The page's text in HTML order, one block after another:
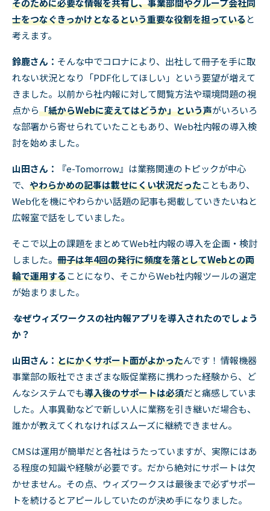
そのために必要な情報を共有し、事業部間やグループ会社同
士をつなぐきっかけとなるという重要な役割を担っていると
考えます。
鈴鹿さん： そんな中でコロナにより、出社して冊子を手に取
れない状況となり「PDF化してほしい」という要望が増えて
きました。以前から社内報に対して閲覧方法や環境問題の視
点から「紙からWebに変えてはどうか」という声がいろいろ
な部署から寄せられていたこともあり、 Web社内報の導入検
討を始めました。
山田さん： 『e-Tomorrow』は業務関連のトピックが中心
で、 やわらかめの記事は載せにくい状況だったこともあり、
Web化を機にやわらかい話題の記事も掲載していきたいねと
広報室で話をしていました。
そこで以上の課題をまとめてWeb社内報の導入を企画・検討
しました。 冊子は年4回の発行に頻度を落としてWebとの両
輪で運用することになり、そこからWeb社内報ツールの選定
が始まりました。
―― なぜウィズワークスの社内報アプリを導入されたのでしょう
か？
山田さん： とにかくサポート面がよかったんです！ 情報機器
事業部の販社でさまざまな販促業務に携わった経験から、ど
んなシステムでも導入後のサポートは必須だと痛感していま
した。人事異動などで新しい人に業務を引き継いだ場合も、
誰かが教えてくれなければスムーズに継続できません。
CMSは運用が簡単だと各社はうたっていますが、実際にはあ
る程度の知識や経験が必要です。だから絶対にサポートは欠
かせません。その点、ウィズワークスは最後まで必ずサポー
トを続けるとアピールしていたのが決め手になりました。